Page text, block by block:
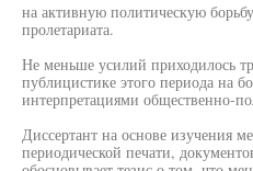
на активную политическую
пролетариата.
Не меньше усилий приходилось
публицистике этого периода на
интерпретациями общественно-
Диссертант на основе изучения
периодической печати,